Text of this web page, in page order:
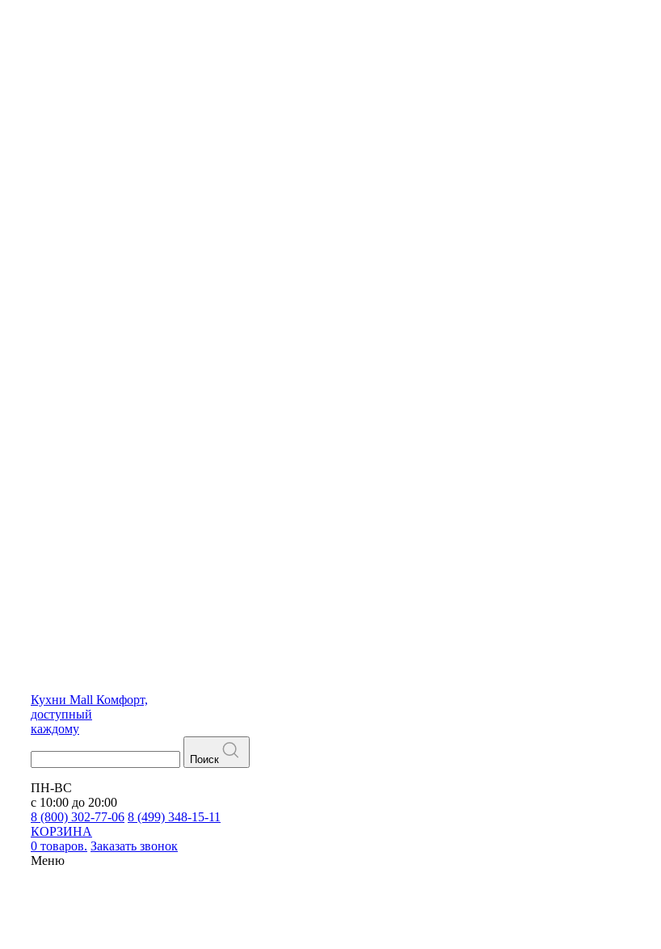
Кухни Mall Комфорт,
доступный
каждому
Поиск
ПН-ВС
с 10:00 до 20:00
8 (800) 302-77-06 8 (499) 348-15-11
КОРЗИНА
0 товаров. Заказать звонок
Меню